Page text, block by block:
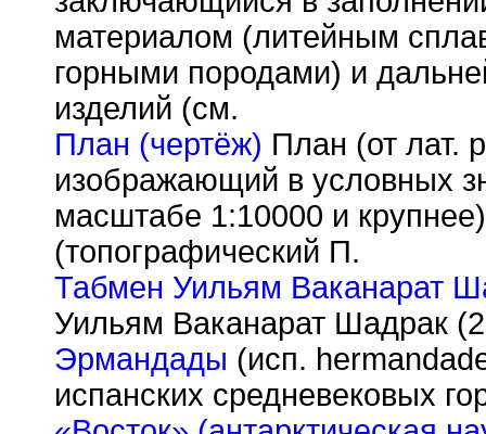
материалом (литейным
горными породами) и
изделий (см.
План (чертёж) План (от лат.
изображающий в условных
масштабе 1:10000 и
(топографический П.
Табмен Уильям Ваканарат
Уильям Ваканарат Шадрак
Эрмандады (исп.
испанских средневековых